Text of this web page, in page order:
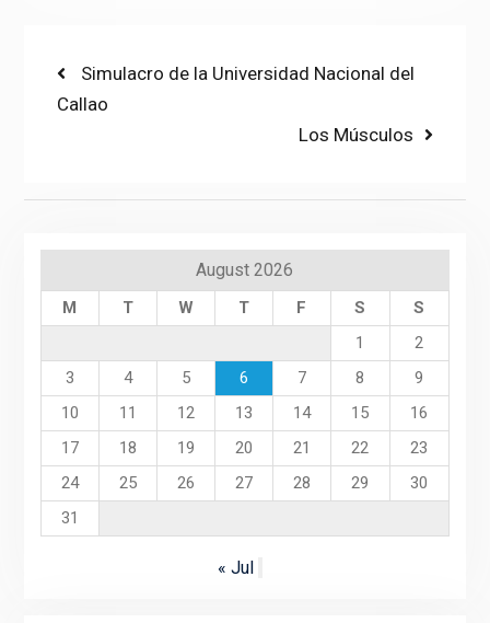
Post
navigation
Previous
post:
Simulacro de la Universidad Nacional del
Callao
Next
Los Músculos
August 2026
M T W T F S
S
1
2
3
4 5 6 7 8
9
10
11 12 13 14 15
16
17
18 19 20 21 22
23
24
25 26 27 28 29
30
31
« Jul